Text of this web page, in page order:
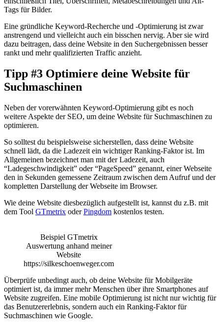
Tags für Bilder.
Eine gründliche Keyword-Recherche und -Optimierung ist zwar
anstrengend und vielleicht auch ein bisschen nervig. Aber sie wird
dazu beitragen, dass deine Website in den Suchergebnissen besser
rankt und mehr qualifizierten Traffic anzieht.
Tipp #3 Optimiere deine Website für
Suchmaschinen
Neben der vorerwähnten Keyword-Optimierung gibt es noch
weitere Aspekte der SEO, um deine Website für Suchmaschinen zu
optimieren.
So solltest du beispielsweise sicherstellen, dass deine Website
schnell lädt, da die Ladezeit ein wichtiger Ranking-Faktor ist. Im
Allgemeinen bezeichnet man mit der Ladezeit, auch
“Ladegeschwindigkeit” oder “PageSpeed” genannt, einer Webseite
den in Sekunden gemessene Zeitraum zwischen dem Aufruf und der
kompletten Darstellung der Webseite im Browser.
Wie deine Website diesbezüglich aufgestellt ist, kannst du z.B. mit
dem Tool GTmetrix oderPingdom kostenlos testen.
Beispiel GTmetrix
Auswertung anhand meiner
Website
https://silkeschoenweger.com
Überprüfe unbedingt auch, ob deine Website für Mobilgeräte
optimiert ist, da immer mehr Menschen über ihre Smartphones auf
Website zugreifen. Eine mobile Optimierung ist nicht nur wichtig für
das Benutzererlebnis, sondern auch ein Ranking-Faktor für
Suchmaschinen wie Google.